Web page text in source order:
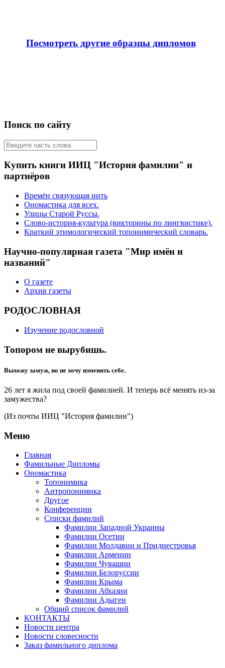
Посмотреть другие образцы дипломов
Поиск по сайту
Купить книги ИИЦ "История фамилии" и
партнёров
Времён связующая нить
Ономастика для всех.
Улицы Старой Руссы.
Слово-история-культура (викторины по лингвистике).
Краткий этимологический топонимический словарь.
Научно-популярная газета "Мир имён и
названий"
О газете
Архив газеты
РОДОСЛОВНАЯ
Изучение родословной
Топором не вырубишь.
Выхожу замуж, но не хочу изменять себе.
26 лет я жила под своей фамилией. И теперь всё менять из-за
замужества?
(Из почты ИИЦ "История фамилии")
Меню
Главная
Фамильные Дипломы
Ономастика
Топонимика
Антропонимика
Другое
Конференции
Списки фамилий
Фамилии Западной Украины
Фамилии Осетии
Фамилии Молдавии и Приднестровья
Фамилии Армении
Фамилии Чувашии
Фамилии Белоруссии
Фамилии Крыма
Фамилии Абхазии
Фамилии Адыгеи
Общий список фамилий
КОНТАКТЫ
Новости центра
Новости словесности
Заказ фамильного диплома